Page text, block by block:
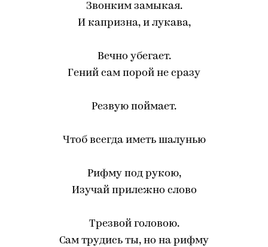
Звонким замыкая.
И капризна, и лукава,
Вечно убегает.
Гений сам порой не сразу
Резвую поймает.
Чтоб всегда иметь шалунью
Рифму под рукою,
Изучай прилежно слово
Трезвой головою.
Сам трудись ты, но на рифму